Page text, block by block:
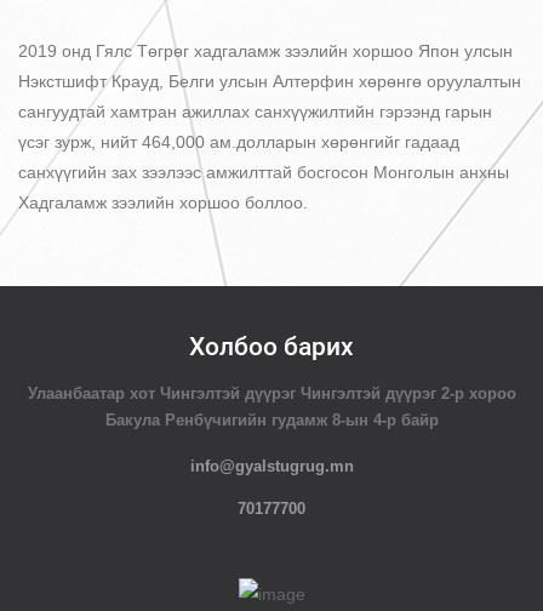
2019 онд Гялс Төгрөг хадгаламж зээлийн хоршоо Япон улсын
Нэкстшифт Крауд, Белги улсын Алтерфин хөрөнгө оруулалтын
сангуудтай хамтран ажиллах санхүүжилтийн гэрээнд гарын
үсэг зурж, нийт 464,000 ам.долларын хөрөнгийг гадаад
санхүүгийн зах зээлээс амжилттай босгосон Монголын анхны
Хадгаламж зээлийн хоршоо боллоо.
Холбоо барих
Улаанбаатар хот Чингэлтэй дүүрэг Чингэлтэй дүүрэг 2-р хороо
Бакула Ренбүчигийн гудамж 8-ын 4-р байр
info@gyalstugrug.mn
70177700